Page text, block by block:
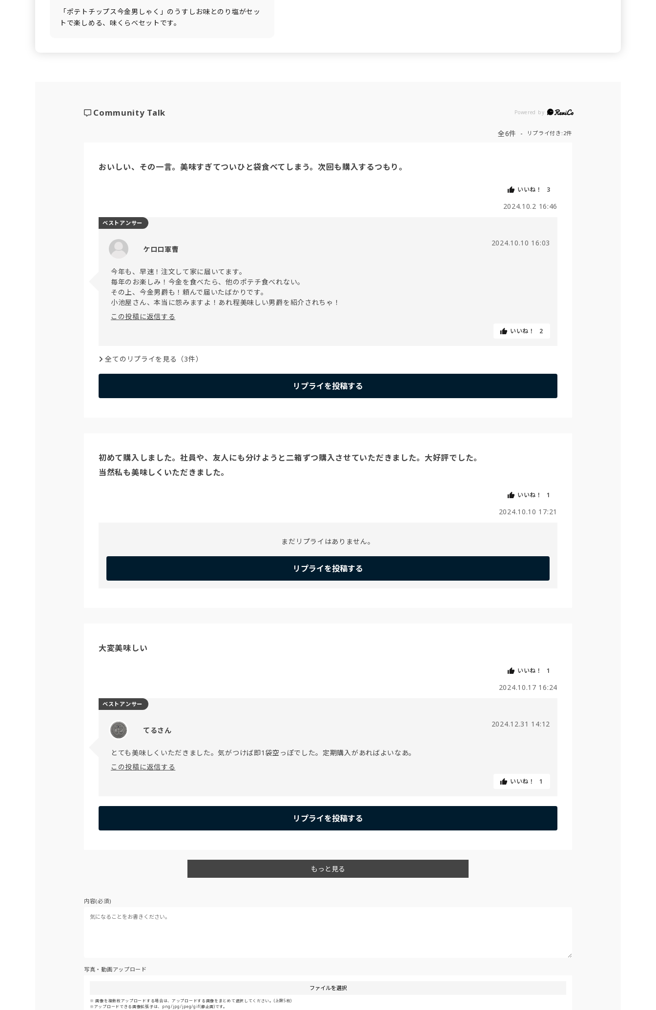
「ポテトチップス今金男しゃく」のうすしお味とのり塩がセッ
トで楽しめる、味くらべセットです。
Powered by
Community Talk
全6件 リプライ付き:2件
おいしい、その一言。美味すぎてついひと袋食べてしまう。次回も購入するつもり。
いいね！ 3
2024.10.2 16:46
2024.10.10 16:03
ケロロ軍曹
今年も、早速！注文して家に届いてます。
毎年のお楽しみ！今金を食べたら、他のポテチ食べれない。
その上、今金男爵も！頼んで届いたばかりです。
この投稿に返信する
いいね！ 2
ベストアンサー
全てのリプライを見る（3件）
リプライを投稿する
初めて購入しました。社員や、友人にも分けようと二箱ずつ購入させていただきました。大好評でした。
いいね！ 1
2024.10.10 17:21
まだリプライはありません。
リプライを投稿する
大変美味しい
いいね！ 1
2024.10.17 16:24
2024.12.31 14:12
てるさん
とても美味しくいただきました。気がつけば即1袋空っぽでした。定期購入があればよいなあ。
この投稿に返信する
いいね！ 1
ベストアンサー
リプライを投稿する
もっと見る
内容(必須)
写真・動画アップロード
ファイルを選択
画像を複数枚アップロードする場合は、アップロードする画像をまとめて選択してください。(上限5枚)
アップロードできる画像拡張子は、png/jpg/jpeg/gif(静止画)です。